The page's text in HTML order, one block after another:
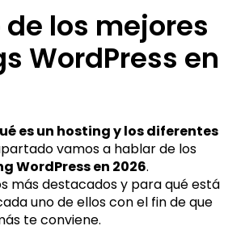
los mejores
WordPress en
es un hosting y los diferentes
vamos a hablar de los
WordPress en 2026.
más destacados y para qué está
uno de ellos con el fin de que
te conviene.